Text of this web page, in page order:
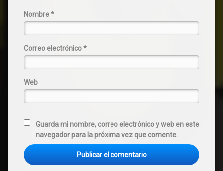
Nombre*
Correo electrónico*
Web
Guarda mi nombre, correo electrónico y web en este
navegador para la próxima vez que comente.